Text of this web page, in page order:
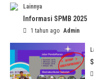
Lainnya
Informasi SPMB 2025
1 tahun ago Admin